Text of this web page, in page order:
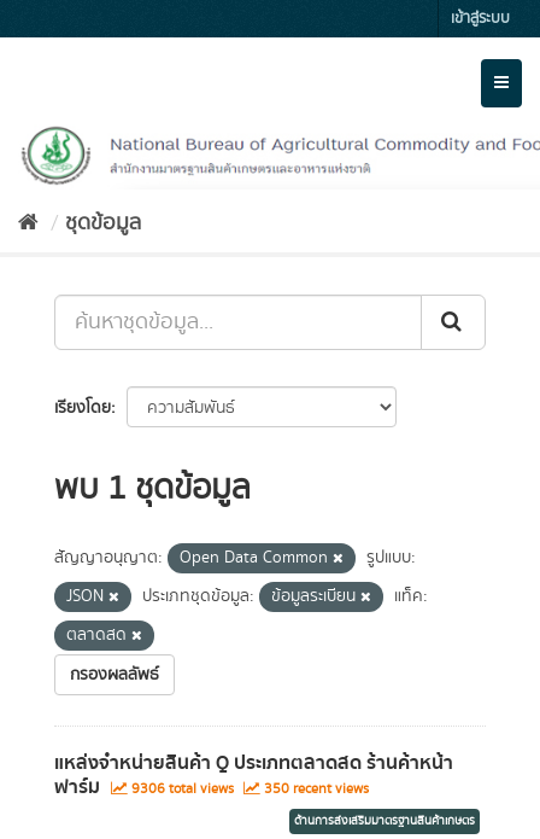
to
เข้าสู่ระบบ
ชุดข้อมูล
เรียงโดย
พบ 1 ชุดข้อมูล
สัญญาอนุญาต: Open Data Common
รูปแบบ:
JSON
ประเภทชุดข้อมูล: ข้อมูลระเบียน
แท็ค:
ตลาดสด
กรองผลลัพธ์
แหล่งจำหน่ายสินค้า Q ประเภทตลาดสด ร้านค้าหน้า
ฟาร์ม 9306 total views 350 recent views
ด้านการส่งเสริมมาตรฐานสินค้าเกษตร